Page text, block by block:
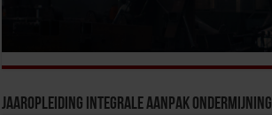
Jaaropleiding Integrale Aanpak Ondermijning